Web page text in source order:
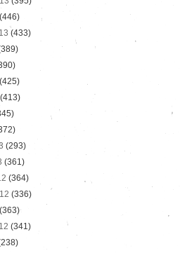
(446)
(433)
(425)
(413)
(293)
(361)
(364)
(336)
(363)
(341)